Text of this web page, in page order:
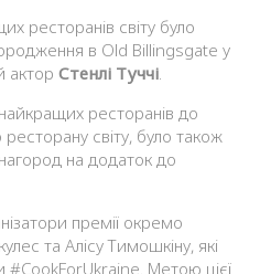
ресторанів світу було
в Old Billingsgate у
актор Стенлі Туччі.
ресторанів до
світу, було також
на додаток до
премії окремо
та Алісу Тимошкіну, які
#CookForUkraine. Метою цієї